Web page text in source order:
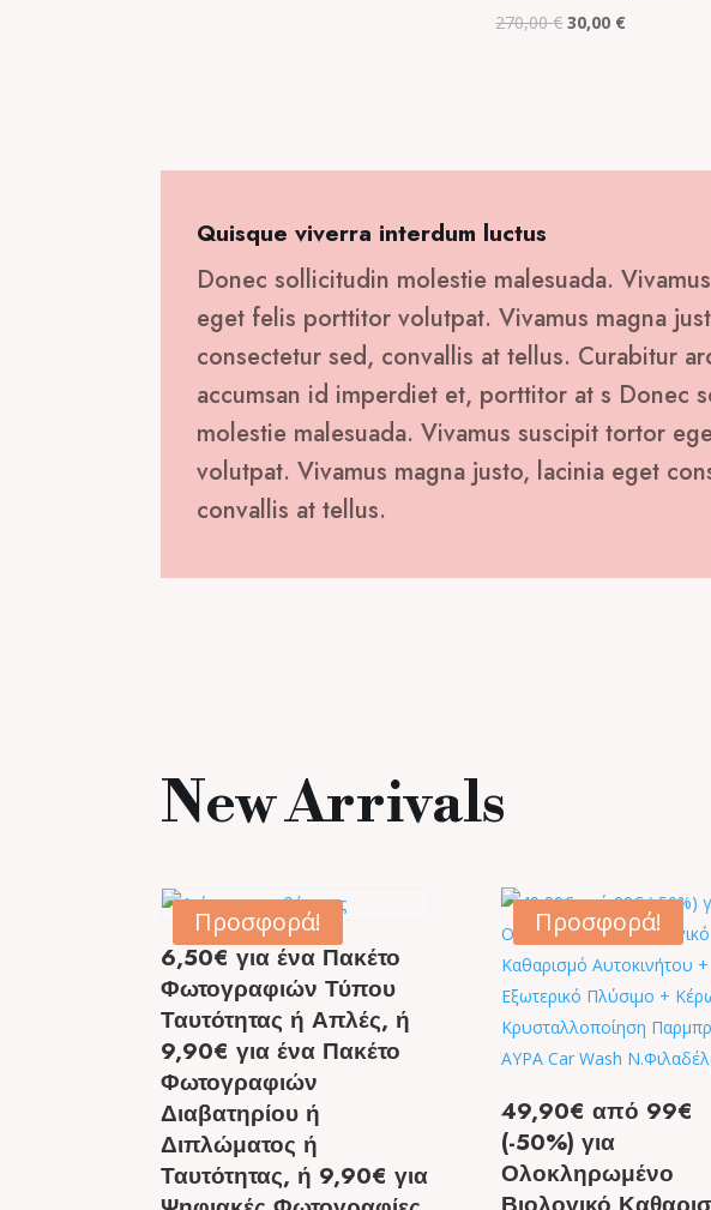
270,00€Original
30,00 €
Quisque viverra interdum luctus
Donec sollicitudin molestie malesuada.
eget felis porttitor volutpat. Vivamus magna
consectetur sed, convallis at tellus. Curabitur
accumsan id imperdiet et, porttitor at s Donec
molestie malesuada. Vivamus suscipit tortor
volutpat. Vivamus magna justo, lacinia eget
convallis at tellus.
New Arrivals
Προσφορά!
6,50€ για ένα Πακέτο
Φωτογραφιών Τύπου
Ταυτότητας ή Απλές, ή
9,90€ για ένα Πακέτο
Φωτογραφιών
Διαβατηρίου ή
Διπλώματος ή
Ταυτότητας, ή 9,90€ για
Προσφορά!
49,90€ από 99€
(-50%) για
Ολοκληρωμένο